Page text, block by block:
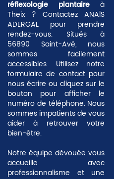
réflexologie plantaire à
Theix ? Contactez ANAÏS
ADERGAL pour prendre
rendez-vous. Situés à
56890 Saint-Avé, nous
sommes facilement
accessibles. Utilisez notre
formulaire de contact pour
nous écrire ou cliquez sur le
bouton pour afficher le
numéro de téléphone. Nous
sommes impatients de vous
aider à retrouver votre
bien-être.
Notre équipe dévouée vous
accueille avec
professionnalisme et une